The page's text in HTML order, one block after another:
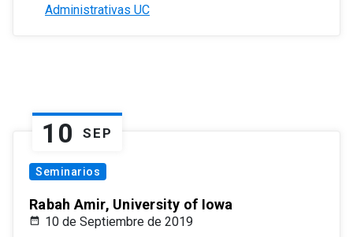
Administrativas UC
10 SEP
Seminarios
Rabah Amir, University of Iowa
10 de Septiembre de 2019